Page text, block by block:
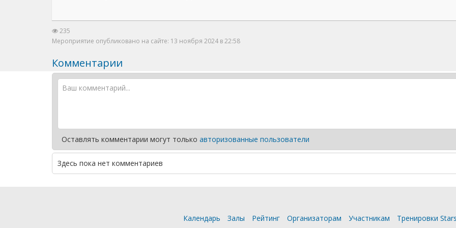
235
Мероприятие опубликовано на сайте: 13 ноября 2024 в 22:58
Комментарии
Оставлять комментарии могут только авторизованные пользователи
Здесь пока нет комментариев
Календарь Залы Рейтинг Организаторам Участникам Тренировки Stars